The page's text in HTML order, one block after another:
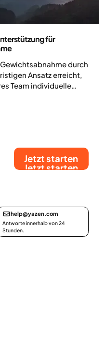
für
durch
Ansatz erreicht,
Team individuelle
Gewichtsstabilität.
Jetzt starten
Jetzt starten
help@yazen.com
Antworte innerhalb von 24
Stunden.